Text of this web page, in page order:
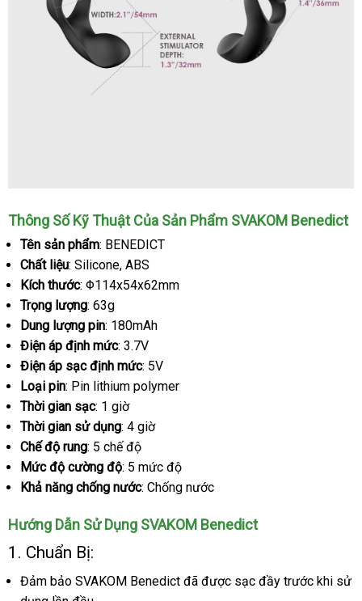
Vòng
đeo
dương
vật
SVAKOM
Benedict
Thông Số Kỹ Thuật Của Sản Phẩm SVAKOM Benedict
Tên sản phẩm: BENEDICT
Chất liệu: Siliconegiá
bán
, ABS
Kích thước: Φ114x54x62mm
Trọng lượng: 63g
Dung lượng pin: 180mAh
Điện áp định mức: 3.7V
Điện áp sạc định mức: 5V
Loại pin: Pin lithium polymer
Thời gian sạc: 1 giờ
Thời gian sử dụng: 4 giờ
Chế độ rung: 5 chế độ
Mức độ cường độ: 5 mức độ
Khả năng chống nước: Chống nước
Hướng Dẫn Sử Dụng SVAKOM Benedict
1 mới
nhất
. Chuẩn Bị:
Đảm bảo SVAKOM Benedict giảm
đã đấu
được sạc đầy trước khi sử